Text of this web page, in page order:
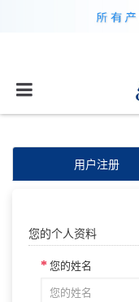
用户注册
您的个人资料
您的姓名